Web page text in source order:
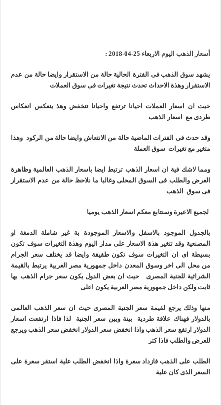
أسعار الذهب اليومالاربعاء 25-04-2018 :
يشهد سوق الذهب فى الفترة الحالية حالة من الاستقرار وايضا حالة من عدم
الاستقرار وهذة الاحداث تحدث نتيجة تغيرات فى سوق العملات
حيث ان اسعار العملات احيانا ترتفع واحيانا تنخفض وهذ ينعكس انعكاس
طردى مع اسعار الذهب
وقد حدث فى الفترات الماضية حالة من الانتعاش وايضا حالة من الركود وهذا
متغير مع تغيرات سوق العملة
ومما لاشك فية ان اسعار الذهب ترتبط ايضا باسعار الذهب العالمية وظاهرة
العرض والطلب فى السوق المحلى وغالبا ما نلاحظ حالة من عدم الاستقرار
فى سوق الذهب
لجميع الاعيرة وسنتابع معكم اسعار الذهب يوميا
بالجدول الموجود بالاسفل والاسعار الموجودة بة غير شاملة الدمغة او
المصنعية وقد تتغير هذة الاسعار على مدار اليوم وهذة التغيرات سوف تكون
بسيطة اى ان التغيرات سوف تكون طفيفة وايضا قد يختلف سعر الجرام
من محل الى اخر وسوق المعدن داخل جمهورية مصر العربية يرتبط بالقيمة
الشرائية للجنية المصرى حيث ان بعض الدول يكون سعر جرام الذهب بها
ثابت ولكن داخل جمهورية مصر العربية يكون اعلى
منها وذلك يرجع لقيمة سعر الجنية المصرى حيث ان سعر الذهب العالمى
بالدولار فهناك علاقة طردية بينة وبين سعر الجنية لذا فاذا ارتفعت اسعار
الدولار ارتفع سعر الذهب واذا انخفض سعر الدولار انخفض سعر الذهب ويرجع
للعرض والطلب فاذا كثر
الطلب على الذهب فازداد سعرة واذا انخفض الطلب علية استقر سعرة على
السعر الذى كان علية